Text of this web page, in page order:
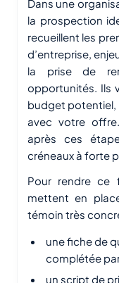
Dans une
la prospection
recueillent les
d’entreprise,
la prise de
opportunités. Ils
budget potentiel,
avec votre
après ces
créneaux à forte
Pour rendre ce
mettent en
témoin très
une fiche de
complétée
un script de